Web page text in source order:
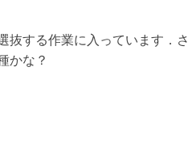
抜する作業に入っています．さ
かな？